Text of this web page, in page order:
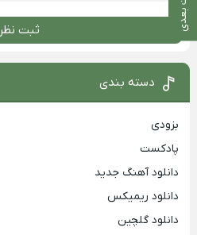
ثبت نظر
دسته بندی
بزودی
پادکست
دانلود آهنگ جدید
دانلود ریمیکس
دانلود گلچین